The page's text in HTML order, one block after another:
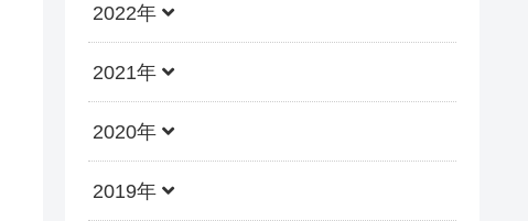
2022年
2021年
2020年
2019年